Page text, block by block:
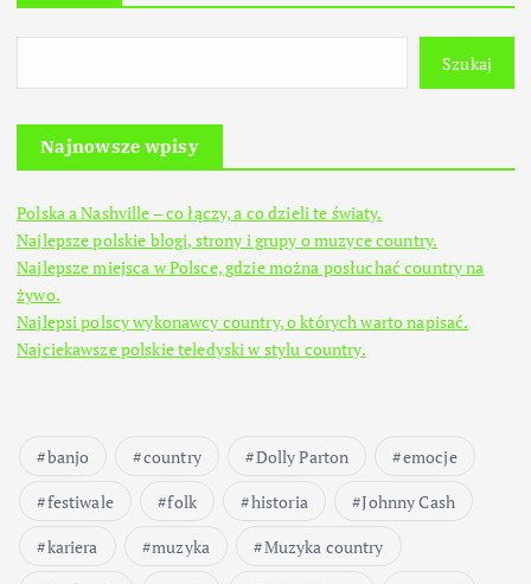
Szukaj
Najnowsze wpisy
Polska a Nashville – co łączy, a co dzieli te światy.
Najlepsze polskie blogi, strony i grupy o muzyce country.
Najlepsze miejsca w Polsce, gdzie można posłuchać country na
żywo.
Najlepsi polscy wykonawcy country, o których warto napisać.
Najciekawsze polskie teledyski w stylu country.
banjo country Dolly Parton
emocje
festiwale
folk historia
Johnny Cash
kariera
muzyka
Muzyka country